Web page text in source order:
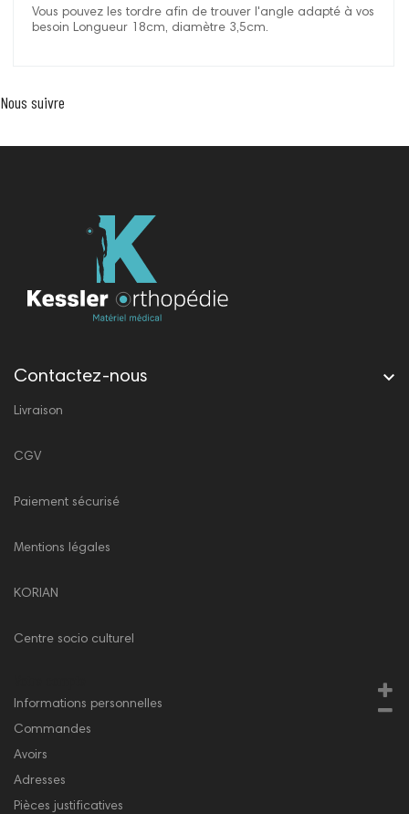
Vous pouvez les tordre afin de trouver l'angle adapté à vos
besoin Longueur 18cm, diamètre 3,5cm.
Nous suivre
Contactez-nous 
Livraison
CGV
Paiement sécurisé
Mentions légales
KORIAN
Centre socio culturel
Informations personnelles
Commandes
Avoirs
Adresses
Pièces justificatives